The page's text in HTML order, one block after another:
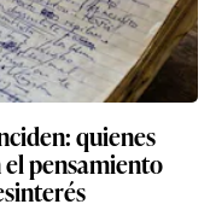
quienes
pensamiento